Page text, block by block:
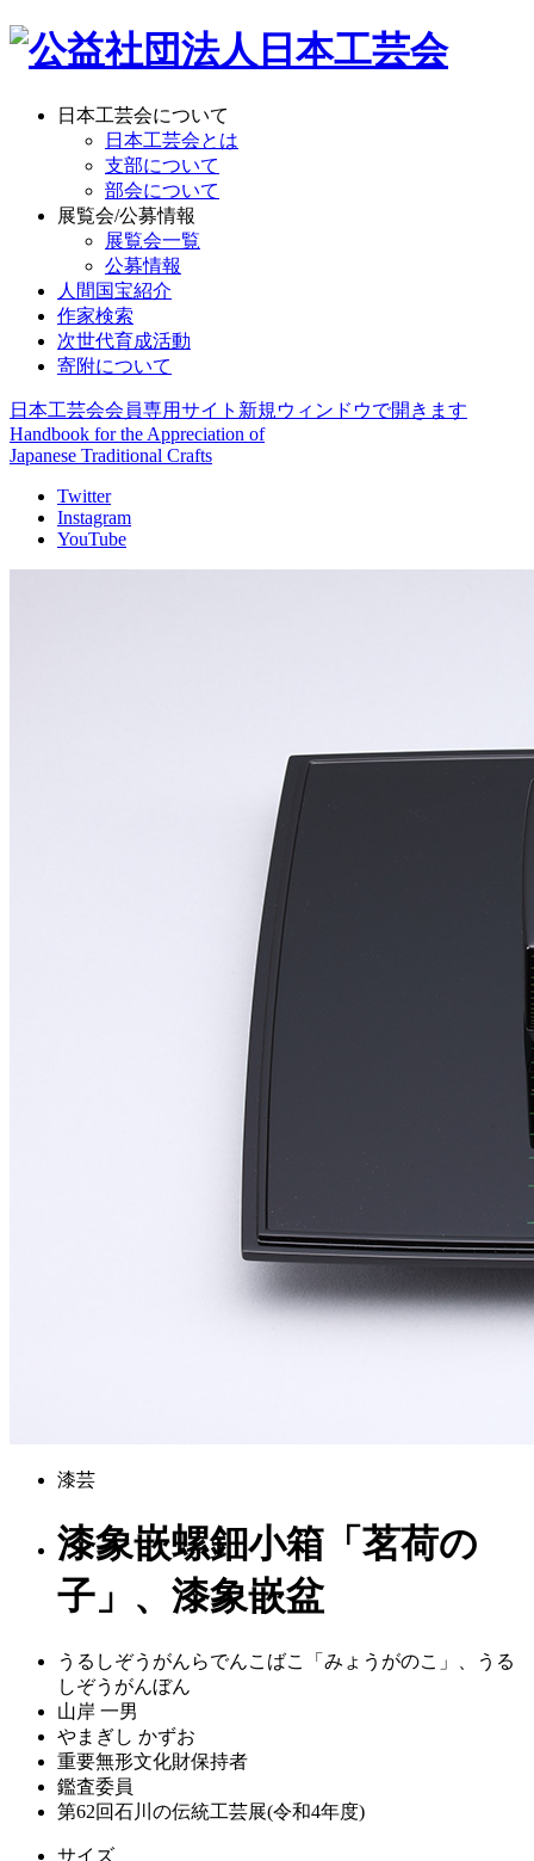
日本工芸会について
日本工芸会とは
支部について
部会について
展覧会/公募情報
展覧会一覧
公募情報
人間国宝紹介
作家検索
次世代育成活動
寄附について
日本工芸会会員専用サイト 新規ウィンドウで開きます
Handbook for the Appreciation of
Japanese Traditional Crafts
Twitter
Instagram
YouTube
漆芸
漆象嵌螺鈿小箱「茗荷の
子」、漆象嵌盆
うるしぞうがんらでんこばこ「みょうがのこ」、うる
しぞうがんぼん
山岸 一男
やまぎし かずお
重要無形文化財保持者
鑑査委員
第62回石川の伝統工芸展(令和4年度)
サイズ